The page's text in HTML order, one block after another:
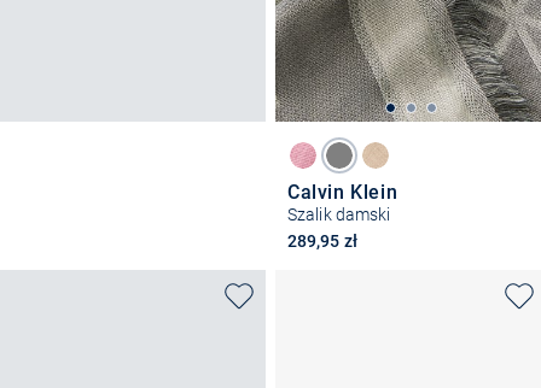
Calvin Klein
Szalik damski
289,95 zł